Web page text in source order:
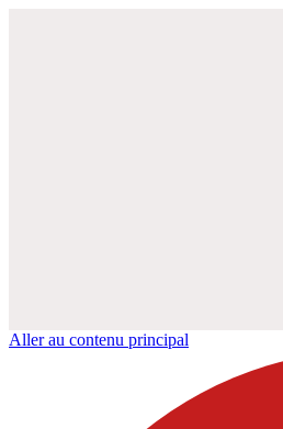
Aller au contenu principal